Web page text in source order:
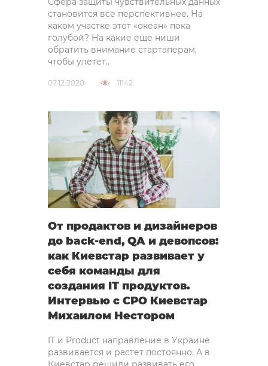
становится все перспективнее. На
каком участке этот «океан» пока
голубой? На какие еще ниши
обратить внимание стартаперам,
чтобы улетет..
07.12.2020 11142
От продактов и дизайнеров
до back-end, QA и девопсов:
как Киевстар развивает у
себя команды для
создания IT продуктов.
Интервью с СРО Киевстар
Михаилом Нестором
IT и Product направление в Украине
развивается и растет постоянно. А в